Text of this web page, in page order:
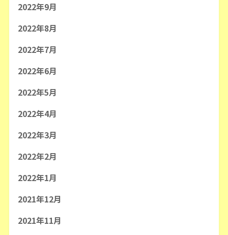
2022年9月
2022年8月
2022年7月
2022年6月
2022年5月
2022年4月
2022年3月
2022年2月
2022年1月
2021年12月
2021年11月